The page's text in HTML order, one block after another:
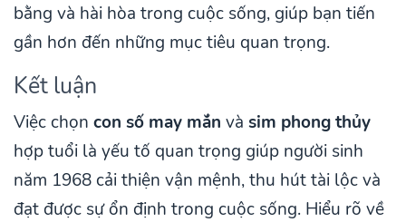
bằng và hài hòa trong cuộc sống, giúp bạn tiến
gần hơn đến những mục tiêu quan trọng.
Kết luận
Việc chọn con số may mắn và sim phong thủy
hợp tuổi là yếu tố quan trọng giúp người sinh
năm 1968 cải thiện vận mệnh, thu hút tài lộc và
đạt được sự ổn định trong cuộc sống. Hiểu rõ về